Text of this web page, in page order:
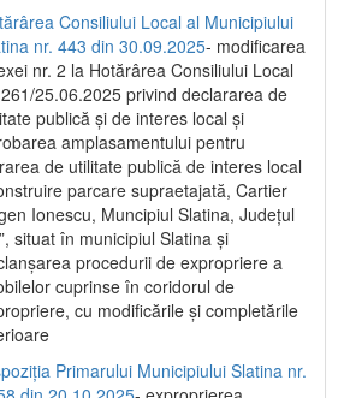
Consiliului Local al Municipiului
nr. 443 din 30.09.2025- modificarea
nr. 2 la Hotărârea Consiliului Local
25.06.2025 privind declararea de
publică şi de interes local şi
amplasamentului pentru
de utilitate publică de interes local
parcare supraetajată, Cartier
Ionescu, Muncipiul Slatina, Judeţul
situat în municipiul Slatina şi
procedurii de expropriere a
cuprinse în coridorul de
cu modificările şi completările
Primarului Municipiului Slatina nr.